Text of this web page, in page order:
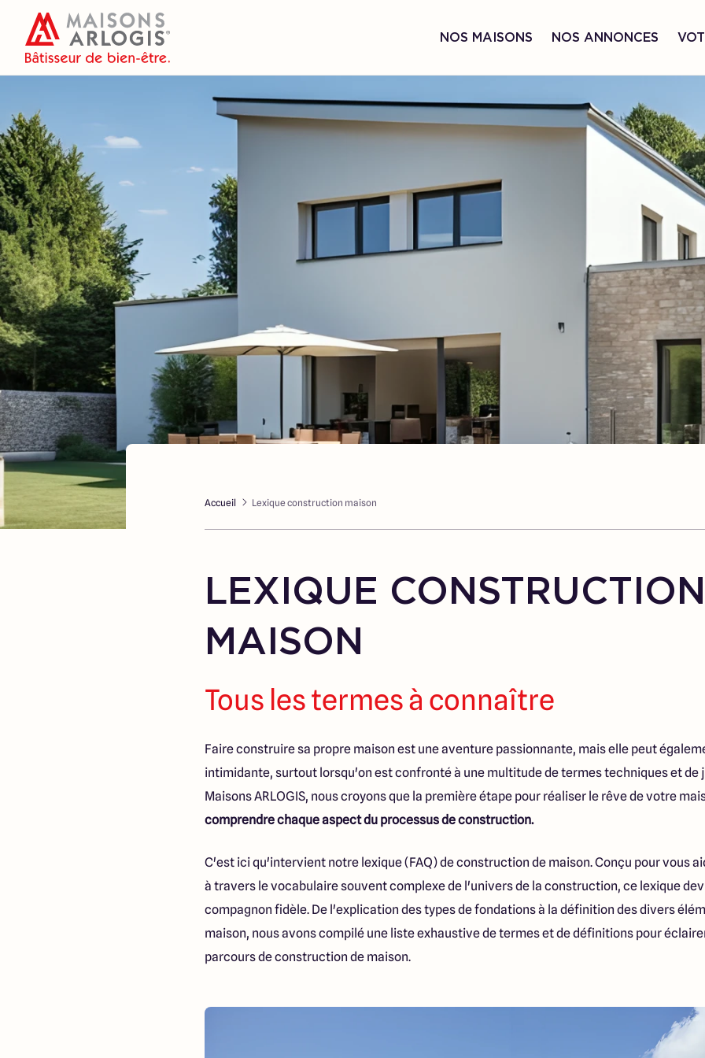
NOS MAISONS NOS ANNONCES
Accueil Lexique construction maison
LEXIQUE CONSTRUCTION
MAISON
Tous les termes à connaître
Faire construire sa propre maison est une aventure passionnante, mais elle peut
intimidante, surtout lorsqu'on est confronté à une multitude de termes techniques et de
Maisons ARLOGIS, nous croyons que la première étape pour réaliser le rêve de votre
comprendre chaque aspect du processus de construction.
C'est ici qu'intervient notre lexique (FAQ) de construction de maison. Conçu pour vous
à travers le vocabulaire souvent complexe de l'univers de la construction, ce lexique
compagnon fidèle. De l'explication des types de fondations à la définition des divers
maison, nous avons compilé une liste exhaustive de termes et de définitions pour
parcours de construction de maison.